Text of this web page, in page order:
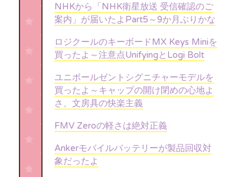
NHKから「NHK衛星放送 受信確認のご
案内」が届いたよPart5～9か月ぶりかな
ロジクールのキーボードMX Keys Miniを
買ったよ～注意点UnifyingとLogi Bolt
ユニボールゼントシグニチャーモデルを
買ったよ～キャップの開け閉めの心地よ
さ、文房具の快楽主義
FMV Zeroの軽さは絶対正義
Ankerモバイルバッテリーが製品回収対
象だったよ